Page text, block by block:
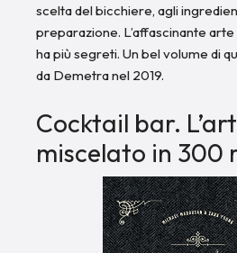
scelta del bicchiere, agli
preparazione. L’affascinante
ha più segreti. Un bel volume di
da Demetra nel 2019.
Cocktail bar.
miscelato in 300